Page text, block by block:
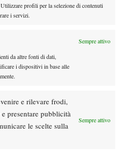
profili per la selezione di contenuti
i servizi.
Sempre attivo
da altre fonti di dati,
i dispositivi in base alle
e rilevare frodi,
presentare pubblicità
le scelte sulla
Sempre attivo
e Fils-Norrie
Facebook